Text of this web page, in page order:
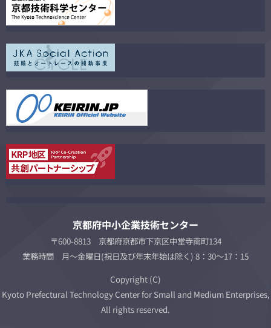
京都府中小企業技術センター
〒600-8813 京都府京都市下京区中堂寺南町134
業務時間 月～金曜日(祝日及び年末年始は除く) 8：30～17：15
Copyright (C)
Kyoto Prefectural Technology Center for Small and Medium Enterprises,
All rights reserved.